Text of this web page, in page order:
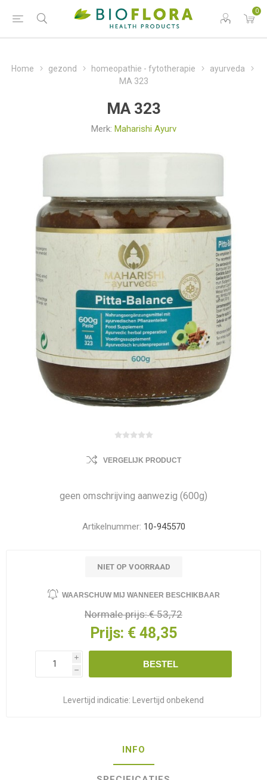
0
Home gezond homeopathie - fytotherapie
ayurveda
MA 323
MA 323
Merk: Maharishi Ayurv
VERGELIJK PRODUCT
geen omschrijving aanwezig (600g)
Artikelnummer: 10-945570
NIET OP VOORRAAD
WAARSCHUW MIJ WANNEER BESCHIKBAAR
Normale prijs:€ 53,72
Prijs: € 48,35
i
h
BESTEL
Levertijd indicatie: Levertijd onbekend
INFO